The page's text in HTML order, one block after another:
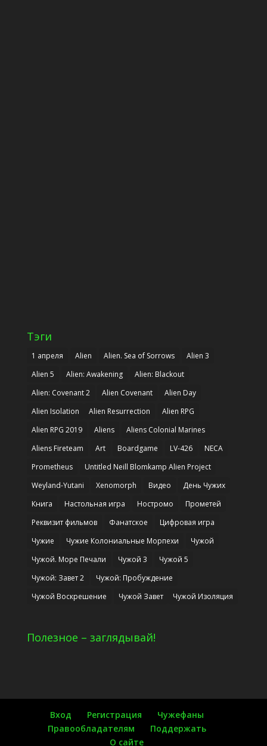
Тэги
1 апреля Alien Alien. Sea of Sorrows
Alien 3
Alien 5
Alien: Awakening
Alien: Blackout
Alien: Covenant 2
Alien Covenant
Alien Day
Alien Isolation
Alien Resurrection
Alien RPG
Alien RPG 2019
Aliens
Aliens Colonial Marines
Aliens Fireteam
Art Boardgame LV-426
NECA
Prometheus
Untitled Neill Blomkamp Alien Project
Weyland-Yutani
Xenomorph Видео
День Чужих
Книга
Настольная игра Ностромо
Прометей
Реквизит фильмов
Фанатское
Цифровая игра
Чужие
Чужие Колониальные Морпехи
Чужой
Чужой. Море Печали
Чужой 3
Чужой 5
Чужой: Завет 2
Чужой: Пробуждение
Чужой Воскрешение
Чужой Завет Чужой Изоляция
Полезное – заглядывай!
Вход Регистрация
Чужефаны
Правообладателям
Поддержать
О сайте